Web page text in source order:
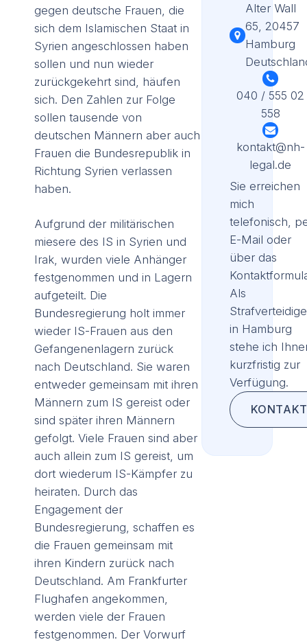
gegen deutsche Frauen, die
sich dem Islamischen Staat in
Syrien angeschlossen haben
sollen und nun wieder
zurückgekehrt sind, häufen
sich. Den Zahlen zur Folge
sollen tausende von
deutschen Männern aber auch
Frauen die Bundesrepublik in
Richtung Syrien verlassen
haben.
Aufgrund der militärischen
miesere des IS in Syrien und
Irak, wurden viele Anhänger
festgenommen und in Lagern
aufgeteilt. Die
Bundesregierung holt immer
wieder IS-Frauen aus den
Gefangenenlagern zurück
nach Deutschland. Sie waren
entweder gemeinsam mit ihren
Männern zum IS gereist oder
sind später ihren Männern
gefolgt. Viele Frauen sind aber
auch allein zum IS gereist, um
dort wiederum IS-Kämpfer zu
heiraten. Durch das
Engagement der
Bundesregierung, schaffen es
die Frauen gemeinsam mit
ihren Kindern zurück nach
Deutschland. Am Frankfurter
Flughafen angekommen,
werden viele der Frauen
festgenommen. Der Vorwurf
Alter Wall
65, 20457
Hamburg
040 / 555 02
558
kontakt@nh-
legal.de
Sie erreichen
mich
telefonisch,
E-Mail oder
über das
Als
in Hamburg
stehe ich
kurzfristig zur
Verfügung.